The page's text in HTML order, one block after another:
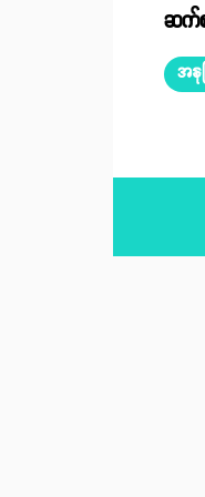
ဆက်စ
အနု